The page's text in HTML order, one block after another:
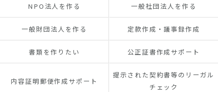
NPO法人を作る 一般社団法人を作る
一般財団法人を作る 定款作成・議事録作成
書類を作りたい 公正証書作成サポート
内容証明郵便作成サポート
提示された契約書等のリーガル
チェック